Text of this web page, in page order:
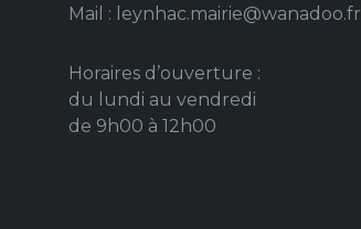
Mail : leynhac.mairie@wanadoo.fr
Horaires d’ouverture :
du lundi au vendredi
de 9h00 à 12h00